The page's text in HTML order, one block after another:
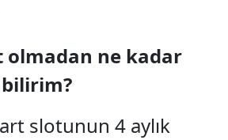
olmadan ne kadar
slotunun 4 aylık